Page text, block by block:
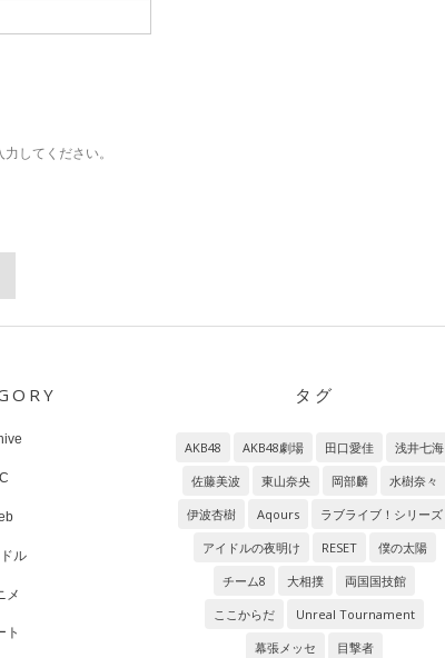
してください。
ル
メ
ト
タグ
AKB48 AKB48劇場 田口愛佳
浅井七海
佐藤美波
東山奈央 岡部麟
水樹奈々
伊波杏樹
Aqours
ラブライブ！シリーズ
アイドルの夜明け
RESET
僕の太陽
チーム8
大相撲
両国国技館
ここからだ
Unreal Tournament
幕張メッセ
目撃者